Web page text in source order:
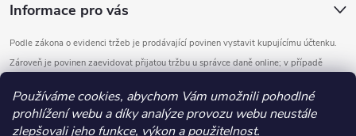
Používáme cookies, abychom Vám umožnili pohodlné
prohlížení webu a díky analýze provozu webu neustále
zlepšovali jeho funkce, výkon a použitelnost.
Informace pro vás
Podle zákona o evidenci tržeb je prodávající povinen vystavit kupujícímu účtenku.
Zároveň je povinen zaevidovat přijatou tržbu u správce daně online; v případě
Copyright 2026DOMYS. Všechna práva vyhrazena.